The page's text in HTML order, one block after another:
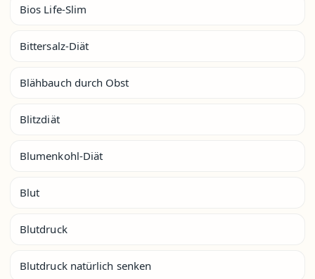
Bios Life-Slim
Bittersalz-Diät
Blähbauch durch Obst
Blitzdiät
Blumenkohl-Diät
Blut
Blutdruck
Blutdruck natürlich senken